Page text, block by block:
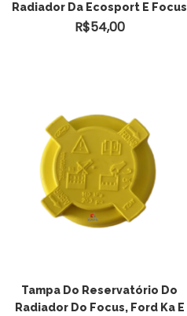
CARRINHO
Radiador Da Ecosport E Focus
R$54,00
ADICIONAR AO
Tampa Do Reservatório Do
Radiador Do Focus, Ford Ka E